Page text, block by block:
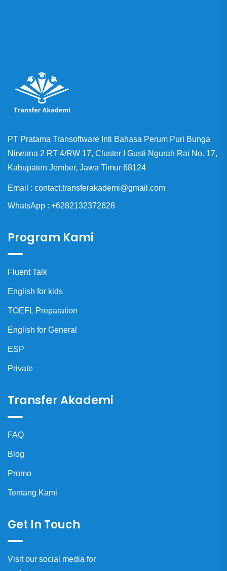
PT Pratama Transoftware Inti Bahasa Perum Puri Bunga
Nirwana 2 RT 4/RW 17, Cluster I Gusti Ngurah Rai No. 17,
Kabupaten Jember, Jawa Timur 68124
Email : contact.transferakademi@gmail.com
WhatsApp : +6282132372628
Program Kami
Fluent Talk
English for kids
TOEFL Preparation
English for General
ESP
Private
Transfer Akademi
FAQ
Blog
Promo
Tentang Kami
Get In Touch
Visit our social media for